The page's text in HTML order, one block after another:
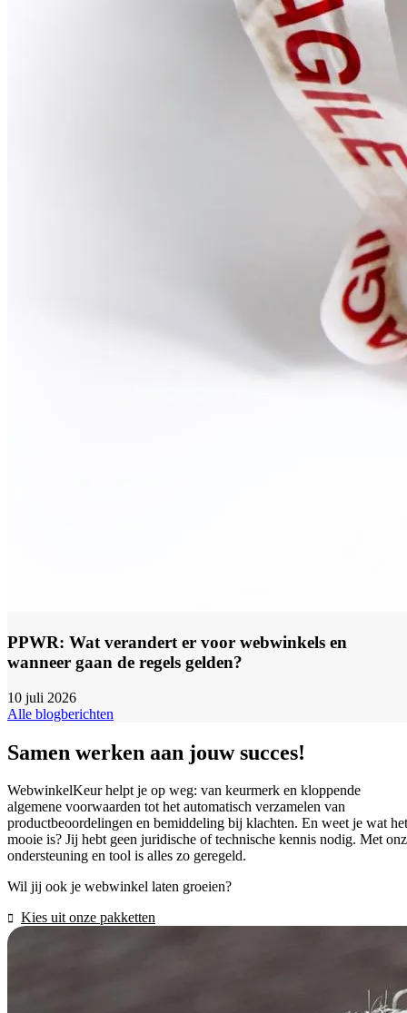
PPWR: Wat verandert er voor webwinkels en
wanneer gaan de regels gelden?
10 juli 2026
Alle blogberichten
Samen werken aan jouw succes!
WebwinkelKeur helpt je op weg: van keurmerk en kloppende
algemene voorwaarden tot het automatisch verzamelen van
productbeoordelingen en bemiddeling bij klachten. En weet je wat het
mooie is? Jij hebt geen juridische of technische kennis nodig. Met
ondersteuning en tool is alles zo geregeld.
Wil jij ook je webwinkel laten groeien?
Kies uit onze pakketten